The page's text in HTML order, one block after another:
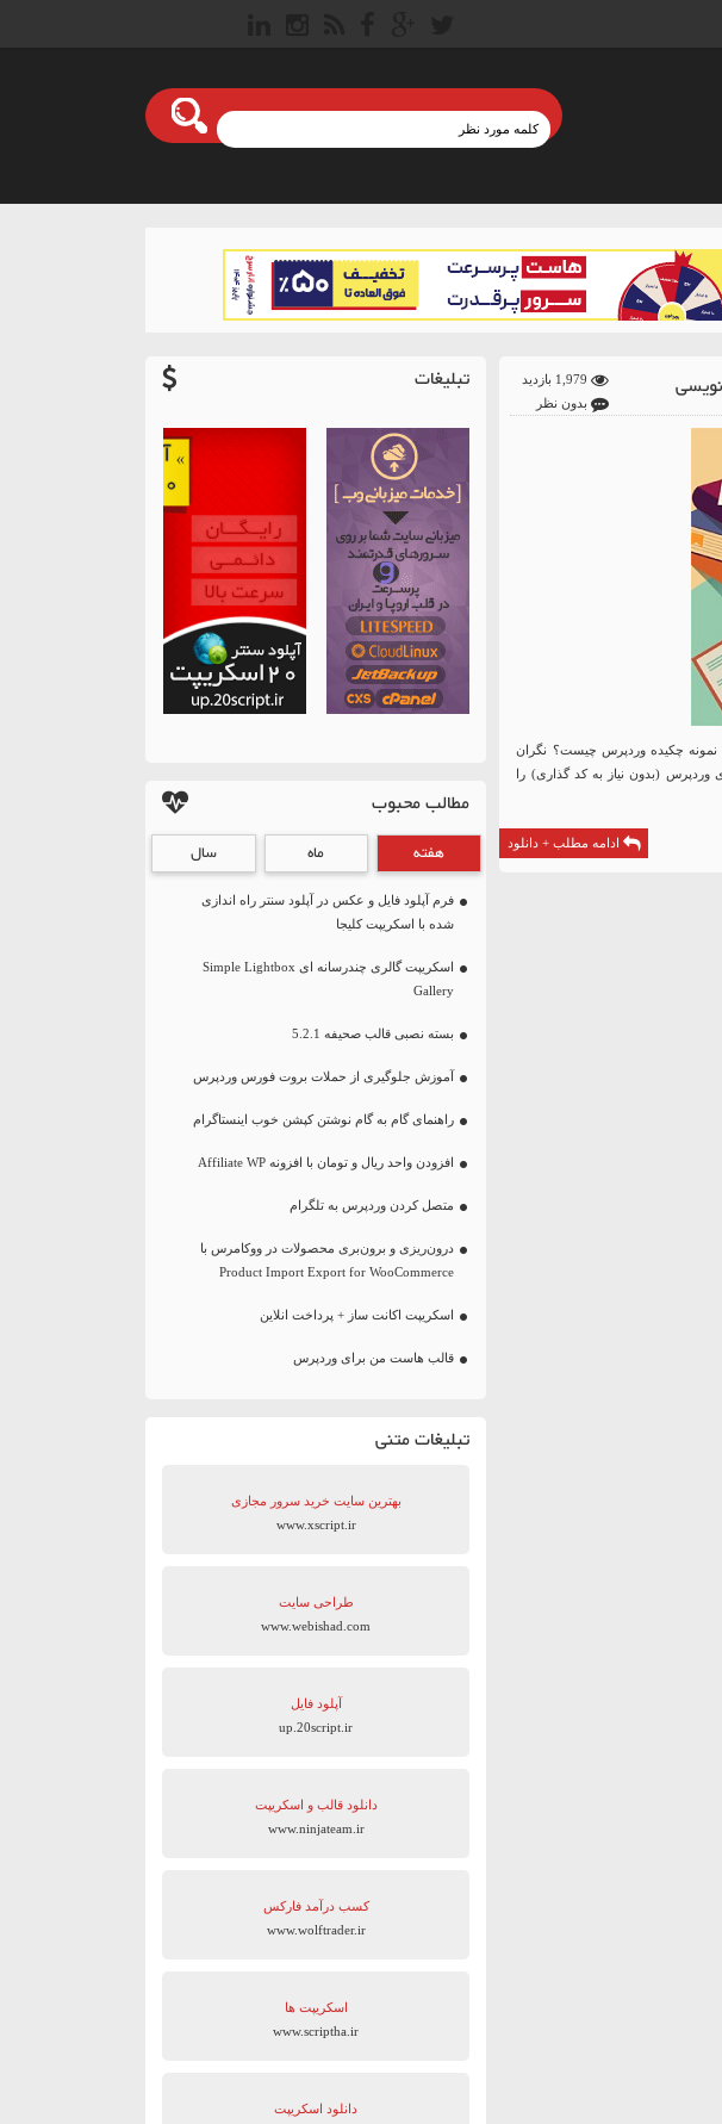
بدون نظر
نمونه چکیده وردپرس چیست؟ نگران
(بدون نیاز به کد گذاری) را
ادامه مطلب + دانلود
تبلیغات
مطالب محبوب
هفته ماه سال
فرم آپلود فایل و عکس در آپلود سنتر راه اندازی
شده با اسکریپت کلیجا
اسکریپت گالری چندرسانه ای Simple Lightbox
Gallery
بسته نصبی قالب صحیفه 5.2.1
آموزش جلوگیری از حملات بروت فورس وردپرس
راهنمای گام به گام نوشتن کپشن خوب اینستاگرام
افزودن واحد ریال و تومان با افزونه Affiliate WP
متصل کردن وردپرس به تلگرام
درون‌ریزی و برون‌بری محصولات در ووکامرس با
Product Import Export for WooCommerce
اسکریپت اکانت ساز + پرداخت انلاین
قالب هاست من برای وردپرس
تبلیغات متنی
بهترین سایت‌ خرید سرور مجازی
www.xscript.ir
طراحی سایت
www.webishad.com
آپلود فایل
up.20script.ir
دانلود قالب و اسکریپت
www.ninjateam.ir
کسب درآمد فارکس
www.wolftrader.ir
اسکریپت ها
www.scriptha.ir
دانلود اسکریپت